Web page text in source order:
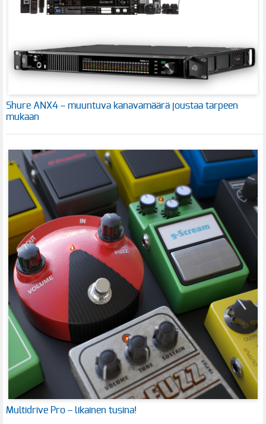
Shure ANX4 – muuntuva kanavamäärä joustaa tarpeen
mukaan
Multidrive Pro – likainen tusina!